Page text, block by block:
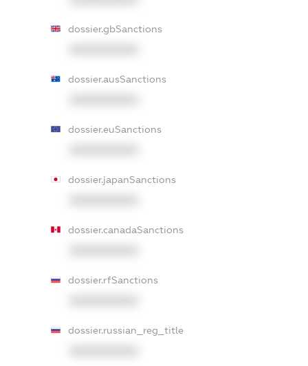
dossier.gbSanctions
dossier.ausSanctions
dossier.euSanctions
dossier.japanSanctions
dossier.canadaSanctions
dossier.rfSanctions
dossier.russian_reg_title